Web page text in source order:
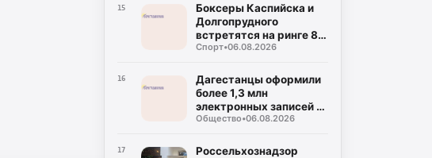
15
Боксеры Каспийска и
Долгопрудного
встретятся на ринге 8
августа
Спорт•06.08.2026
16
Дагестанцы оформили
более 1,3 млн
электронных записей к
врачу с начала года
Общество•06.08.2026
17
Россельхознадзор